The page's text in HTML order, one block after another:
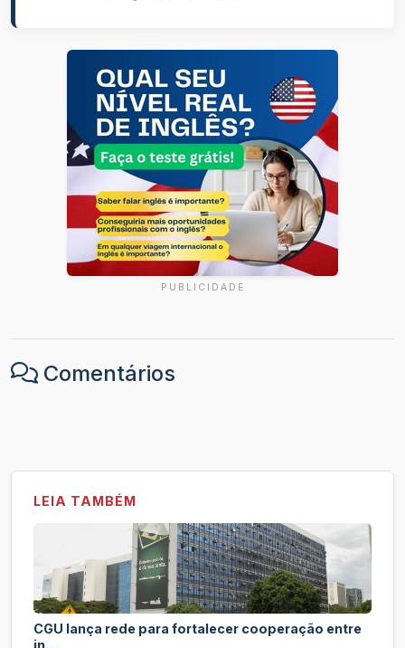
PUBLICIDADE
Comentários
LEIA TAMBÉM
CGU lança rede para fortalecer cooperação entre